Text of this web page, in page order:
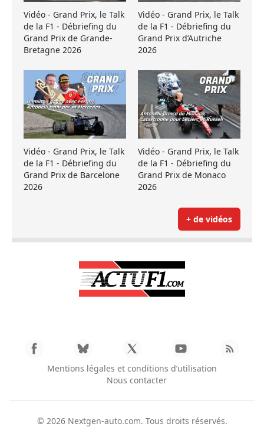
Vidéo - Grand Prix, le Talk
de la F1 - Débriefing du
Grand Prix de Grande-
Bretagne 2026
Vidéo - Grand Prix, le Talk
de la F1 - Débriefing du
Grand Prix d’Autriche
2026
Vidéo - Grand Prix, le Talk
de la F1 - Débriefing du
Grand Prix de Barcelone
2026
Vidéo - Grand Prix, le Talk
de la F1 - Débriefing du
Grand Prix de Monaco
2026
+ de vidéos
Mentions légales et conditions d’utilisation
Nous contacter
© 2026 Nextgen-auto.com. Tous droits réservés.